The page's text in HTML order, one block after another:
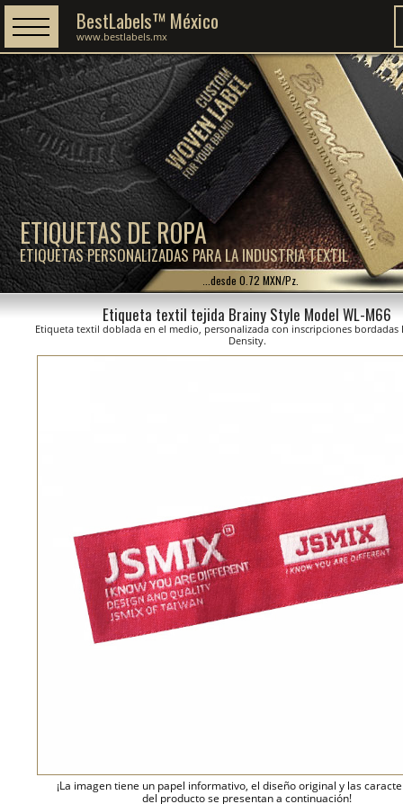
ETIQUETAS DE ROPA
ETIQUETAS PERSONALIZADAS PARA LA INDUSTRIA TEXTIL
BestLabels™ México
www.bestlabels.mx
...desde 0.72 MXN/Pz.
Etiqueta textil tejida Brainy Style Model WL-M66
Etiqueta textil doblada en el medio, personalizada con inscripciones bordadas
Density.
¡La imagen tiene un papel informativo, el diseño original y las
del producto se presentan a continuación!